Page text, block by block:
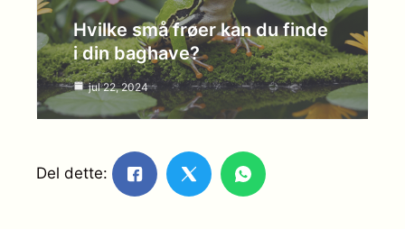
Hvilke små frøer kan du finde
i din baghave?
jul 22, 2024
Del dette: